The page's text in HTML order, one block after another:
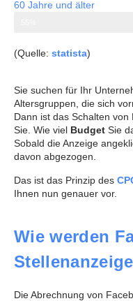
60 Jahre und älter
(Quelle: statista)
Sie suchen für Ihr
Altersgruppen, die sich
Dann ist das Schalten
Sie. Wie viel Budget Sie
Sobald die Anzeige
davon abgezogen.
Das ist das Prinzip des
Ihnen nun genauer vor.
Wie werden
Die Abrechnung von